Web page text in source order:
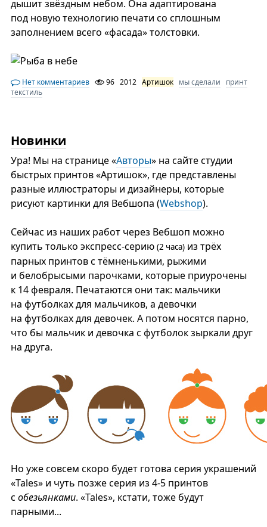
дышит звёздным небом. Она адаптирована
под новую технологию печати со сплошным
заполнением всего «фасада» толстовки.
Нет комментариев 96 2012 Артишок мы сделали
принт
текстиль
Новинки
Ура! Мы на странице «Авторы» на сайте студии
быстрых принтов «Артишок», где представлены
разные иллюстраторы и дизайнеры, которые
рисуют картинки для Вебшопа (Webshop).
Сейчас из наших работ через Вебшоп можно
купить только экспресс-серию (2 часа)из трёх
парных принтов с тёмненькими, рыжими
и белобрысыми парочками, которые приурочены
к 14 февраля. Печатаются они так: мальчики
на футболках для мальчиков, а девочки
на футболках для девочек. А потом носятся парно,
что бы мальчик и девочка с футболок зыркали друг
на друга.
Но уже совсем скоро будет готова серия украшений
«Tales» и чуть позже серия из 4-5 принтов
с обезьянками. «Tales», кстати, тоже будут
парными...